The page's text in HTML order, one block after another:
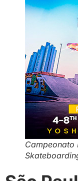
Campeonato